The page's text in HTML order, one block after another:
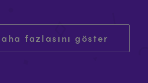
fazlasını göster